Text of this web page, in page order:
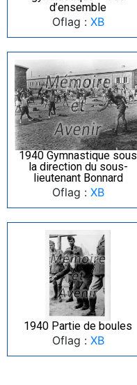
d’ensemble
Oflag : XB
1940 Gymnastique sous
la direction du sous-
lieutenant Bonnard
Oflag : XB
1940 Partie de boules
Oflag : XB